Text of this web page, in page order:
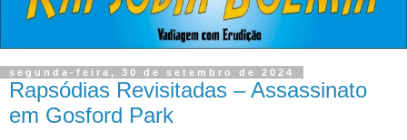
segunda-feira, 30 de setembro de 2024
Rapsódias Revisitadas – Assassinato
em Gosford Park